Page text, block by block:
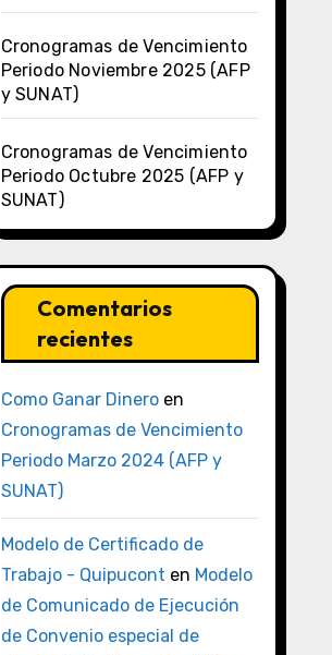
Cronogramas de Vencimiento
Periodo Noviembre 2025 (AFP
y SUNAT)
Cronogramas de Vencimiento
Periodo Octubre 2025 (AFP y
SUNAT)
Comentarios
recientes
Como Ganar Dineroen
Cronogramas de Vencimiento
Periodo Marzo 2024 (AFP y
SUNAT)
Modelo de Certificado de
Trabajo - Quipucont en Modelo
de Comunicado de Ejecución
de Convenio especial de